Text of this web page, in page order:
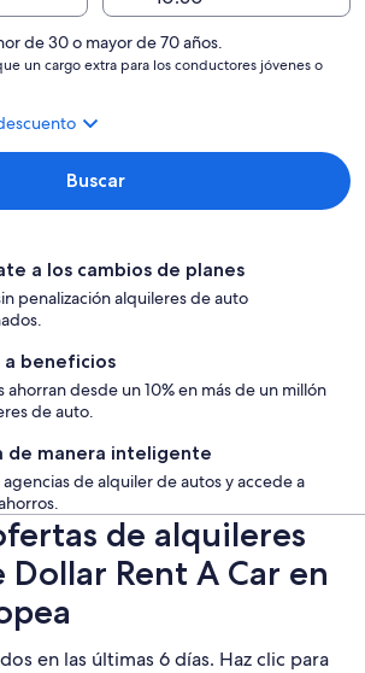
de 30 o mayor de 70 años.
un cargo extra para los conductores jóvenes o
Buscar
a los cambios de planes
penalización alquileres de auto
a beneficios
ahorran desde un 10% en más de un millón
de auto.
de manera inteligente
de alquiler de autos y accede a
de alquileres
Dollar Rent A Car en
en las últimas 6 días. Haz clic para